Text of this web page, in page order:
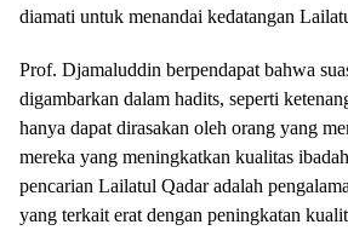
diamati untuk menandai kedatangan
Prof. Djamaluddin berpendapat bahwa
digambarkan dalam hadits, seperti
hanya dapat dirasakan oleh orang yang
mereka yang meningkatkan kualitas
pencarian Lailatul Qadar adalah
yang terkait erat dengan peningkatan